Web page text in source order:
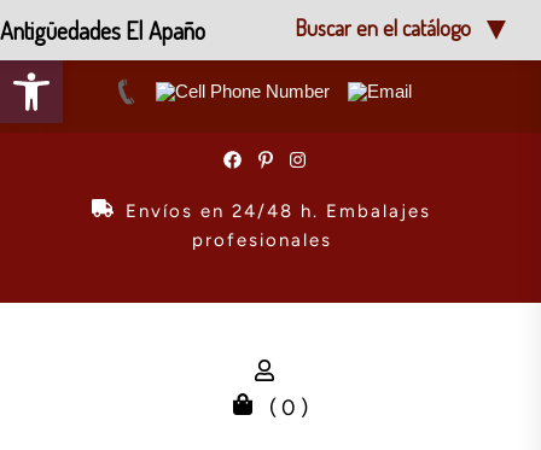
Abrir barra de herramientas
Envíos en 24/48 h. Embalajes
profesionales
( 0 )
Antigüedades El Apaño Buscar en el catálogo